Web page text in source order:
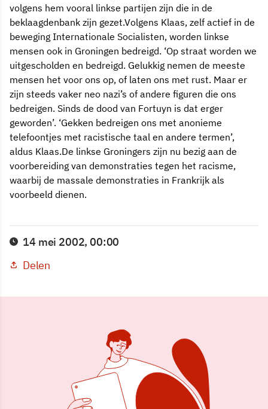
volgens hem vooral linkse partijen zijn die in de
beklaagdenbank zijn gezet.Volgens Klaas, zelf actief in de
beweging Internationale Socialisten, worden linkse
mensen ook in Groningen bedreigd. ‘Op straat worden we
uitgescholden en bedreigd. Gelukkig nemen de meeste
mensen het voor ons op, of laten ons met rust. Maar er
zijn steeds vaker neo nazi’s of andere figuren die ons
bedreigen. Sinds de dood van Fortuyn is dat erger
geworden’. ‘Gekken bedreigen ons met anonieme
telefoontjes met racistische taal en andere termen’,
aldus Klaas.De linkse Groningers zijn nu bezig aan de
voorbereiding van demonstraties tegen het racisme,
waarbij de massale demonstraties in Frankrijk als
voorbeeld dienen.
14 mei 2002, 00:00
Delen